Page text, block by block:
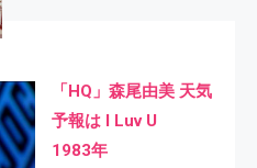
「HQ」森尾由美 天気
予報は I Luv U
1983年